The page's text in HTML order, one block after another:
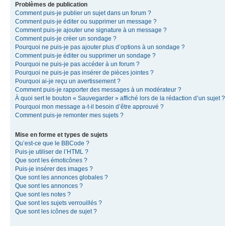
Problèmes de publication
Comment puis-je publier un sujet dans un forum ?
Comment puis-je éditer ou supprimer un message ?
Comment puis-je ajouter une signature à un message ?
Comment puis-je créer un sondage ?
Pourquoi ne puis-je pas ajouter plus d’options à un sondage ?
Comment puis-je éditer ou supprimer un sondage ?
Pourquoi ne puis-je pas accéder à un forum ?
Pourquoi ne puis-je pas insérer de pièces jointes ?
Pourquoi ai-je reçu un avertissement ?
Comment puis-je rapporter des messages à un modérateur ?
À quoi sert le bouton « Sauvegarder » affiché lors de la rédaction d’un sujet ?
Pourquoi mon message a-t-il besoin d’être approuvé ?
Comment puis-je remonter mes sujets ?
Mise en forme et types de sujets
Qu’est-ce que le BBCode ?
Puis-je utiliser de l’HTML ?
Que sont les émoticônes ?
Puis-je insérer des images ?
Que sont les annonces globales ?
Que sont les annonces ?
Que sont les notes ?
Que sont les sujets verrouillés ?
Que sont les icônes de sujet ?